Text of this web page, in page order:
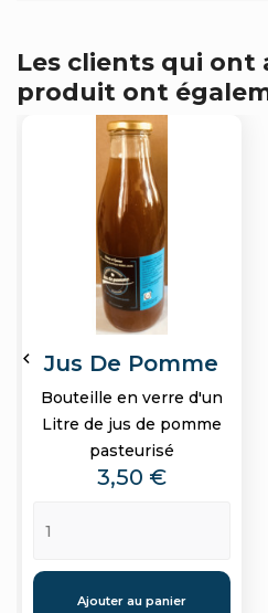
Les clients qui ont
produit ont
Jus De Pomme
Bouteille en verre d'un
Litre de jus de pomme
pasteurisé
Prix
3,50 €
Ajouter au panier
